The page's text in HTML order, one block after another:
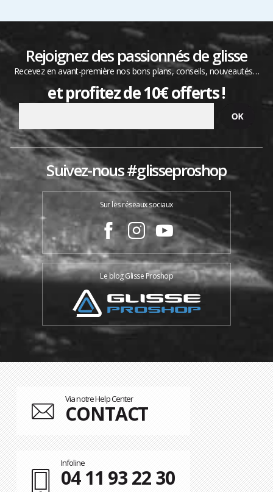
Rejoignez des passionnés de glisse
Recevez en avant-première nos bons plans, conseils, nouveautés…
et profitez de 10€ offerts !
Suivez-nous #glisseproshop
Sur les réseaux sociaux
Le blog Glisse Proshop
Via notre Help Center
CONTACT
Infoline
04 11 93 22 30